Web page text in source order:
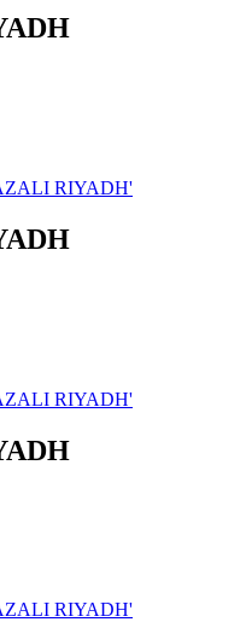
RIYADH'
RIYADH'
RIYADH'